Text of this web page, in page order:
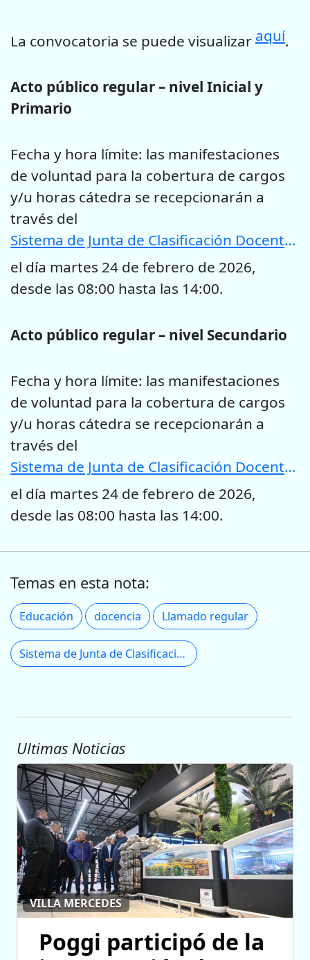
La convocatoria se puede visualizar aquí.
Acto público regular – nivel Inicial y
Primario
Fecha y hora límite: las manifestaciones
de voluntad para la cobertura de cargos
y/u horas cátedra se recepcionarán a
través del
Sistema de Junta de Clasificación Docente de la provincia de San Luis
el día martes 24 de febrero de 2026,
desde las 08:00 hasta las 14:00.
Acto público regular – nivel Secundario
Fecha y hora límite: las manifestaciones
de voluntad para la cobertura de cargos
y/u horas cátedra se recepcionarán a
través del
Sistema de Junta de Clasificación Docente de la provincia de San Luis
el día martes 24 de febrero de 2026,
desde las 08:00 hasta las 14:00.
Temas en esta nota:
Educación docencia Llamado regular
Sistema de Junta de Clasificación Docente
Ultimas Noticias
VILLA MERCEDES
Poggi participó de la